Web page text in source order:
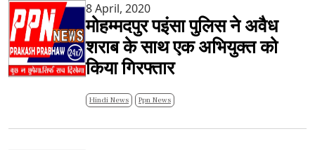
8 April, 2020
मोहम्मदपुर पइंसा पुलिस ने अवैध
शराब के साथ एक अभियुक्त को
किया गिरफ्तार
Hindi News Ppn News